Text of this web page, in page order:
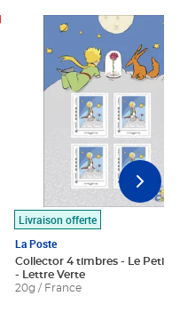
Livraison offerte
La Poste
Collector 4 timbres - Le Petit
- Lettre Verte
20g / France
Prix 7,50€